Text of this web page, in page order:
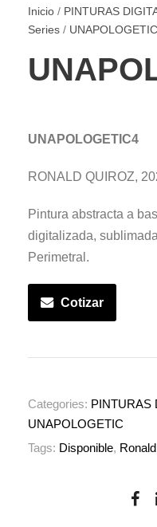
Inicio / PINTURAS
Series / UNAPOLOGETIC
UNAPOLOGETIC4
RONALD QUIROZ,
Pintura abstracta a
digitalizada,
Perimetral.
Cotizar
Categories: PINTURAS
UNAPOLOGETIC
Tags: Disponible,